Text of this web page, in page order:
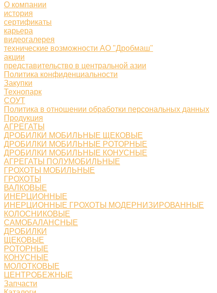
О компании
история
сертификаты
карьера
видеогалерея
технические возможности АО "Дробмаш"
акции
представительство в центральной азии
Политика конфиденциальности
Закупки
Технопарк
СОУТ
Политика в отношении обработки персональных данных
Продукция
АГРЕГАТЫ
ДРОБИЛКИ МОБИЛЬНЫЕ ЩЕКОВЫЕ
ДРОБИЛКИ МОБИЛЬНЫЕ РОТОРНЫЕ
ДРОБИЛКИ МОБИЛЬНЫЕ КОНУСНЫЕ
АГРЕГАТЫ ПОЛУМОБИЛЬНЫЕ
ГРОХОТЫ МОБИЛЬНЫЕ
ГРОХОТЫ
ВАЛКОВЫЕ
ИНЕРЦИОННЫЕ
ИНЕРЦИОННЫЕ ГРОХОТЫ МОДЕРНИЗИРОВАННЫЕ
КОЛОСНИКОВЫЕ
САМОБАЛАНСНЫЕ
ДРОБИЛКИ
ЩЕКОВЫЕ
РОТОРНЫЕ
КОНУСНЫЕ
МОЛОТКОВЫЕ
ЦЕНТРОБЕЖНЫЕ
Запчасти